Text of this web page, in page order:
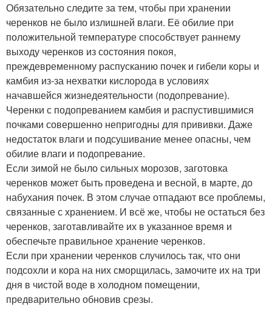
Обязательно следите за тем, чтобы при хранении
черенков не было излишней влаги. Её обилие при
положительной температуре способствует раннему
выходу черенков из состояния покоя,
преждевременному распусканию почек и гибели коры и
камбия из-за нехватки кислорода в условиях
начавшейся жизнедеятельности (подопревание).
Черенки с подопреванием камбия и распустившимися
почками совершенно непригодны для прививки. Даже
недостаток влаги и подсушивание менее опасны, чем
обилие влаги и подопревание.
Если зимой не было сильных морозов, заготовка
черенков может быть проведена и весной, в марте, до
набухания почек. В этом случае отпадают все проблемы,
связанные с хранением. И всё же, чтобы не остаться без
черенков, заготавливайте их в указанное время и
обеспечьте правильное хранение черенков.
Если при хранении черенков случилось так, что они
подсохли и кора на них сморщилась, замочите их на три
дня в чистой воде в холодном помещении,
предварительно обновив срезы.